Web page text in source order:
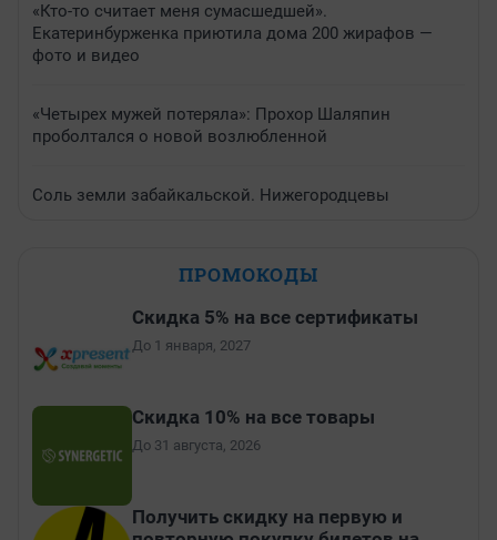
«Кто-то считает меня сумасшедшей».
Екатеринбурженка приютила дома 200 жирафов —
фото и видео
«Четырех мужей потеряла»: Прохор Шаляпин
проболтался о новой возлюбленной
Соль земли забайкальской. Нижегородцевы
ПРОМОКОДЫ
Скидка 5% на все сертификаты
До 1 января, 2027
Скидка 10% на все товары
До 31 августа, 2026
Получить скидку на первую и